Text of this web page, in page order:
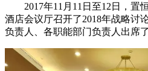
2017年11月11日至12日，置
酒店会议厅召开了2018年战略讨
负责人、各职能部门负责人出席